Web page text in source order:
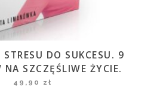
DO SUKCESU. 9
NA SZCZĘŚLIWE ŻYCIE.
49,90 zł